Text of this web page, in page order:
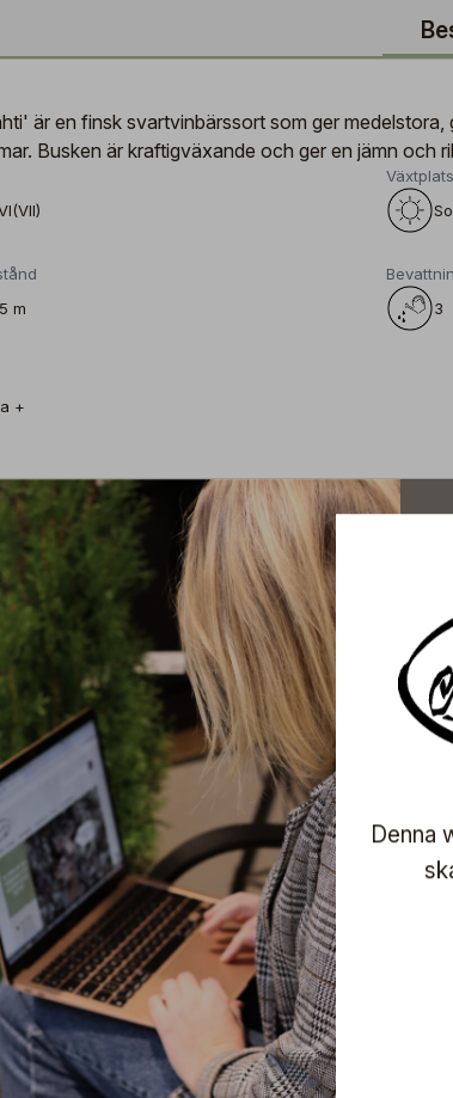
är en finsk svartvinbärssort som ger
Busken är kraftigväxande och ger en jämn och
Växtplats
m
3
+
Denna